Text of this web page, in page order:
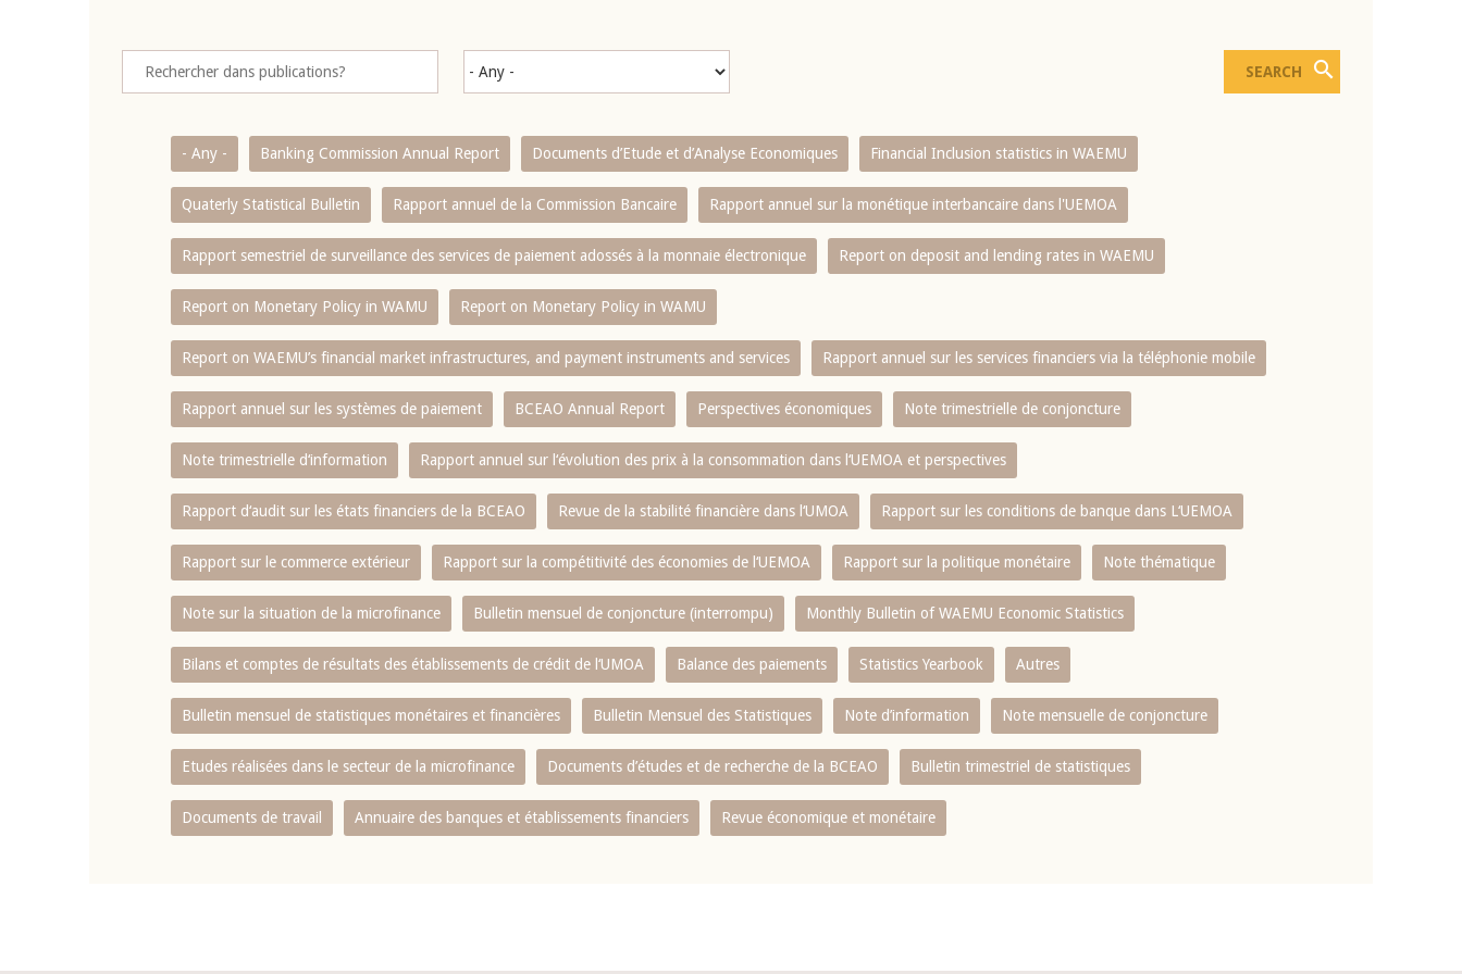
- Any - Banking Commission Annual Report Documents d’Etude et d’Analyse Economiques Financial Inclusion statistics in WAEMU
Quaterly Statistical Bulletin Rapport annuel de la Commission Bancaire Rapport annuel sur la monétique interbancaire dans l'UEMOA
Rapport semestriel de surveillance des services de paiement adossés à la monnaie électronique Report on deposit and lending rates in WAEMU
Report on Monetary Policy in WAMU Report on Monetary Policy in WAMU
Report on WAEMU’s financial market infrastructures, and payment instruments and services Rapport annuel sur les services financiers via la téléphonie mobile
Rapport annuel sur les systèmes de paiement BCEAO Annual Report Perspectives économiques Note trimestrielle de conjoncture
Note trimestrielle d‘information Rapport annuel sur l‘évolution des prix à la consommation dans l‘UEMOA et perspectives
Rapport d‘audit sur les états financiers de la BCEAO Revue de la stabilité financière dans l‘UMOA Rapport sur les conditions de banque dans L‘UEMOA
Rapport sur le commerce extérieur Rapport sur la compétitivité des économies de l‘UEMOA Rapport sur la politique monétaire Note thématique
Note sur la situation de la microfinance Bulletin mensuel de conjoncture (interrompu) Monthly Bulletin of WAEMU Economic Statistics
Bilans et comptes de résultats des établissements de crédit de l‘UMOA Balance des paiements Statistics Yearbook Autres
Bulletin mensuel de statistiques monétaires et financières Bulletin Mensuel des Statistiques Note d’information Note mensuelle de conjoncture
Etudes réalisées dans le secteur de la microfinance Documents d’études et de recherche de la BCEAO Bulletin trimestriel de statistiques
Documents de travail Annuaire des banques et établissements financiers Revue économique et monétaire